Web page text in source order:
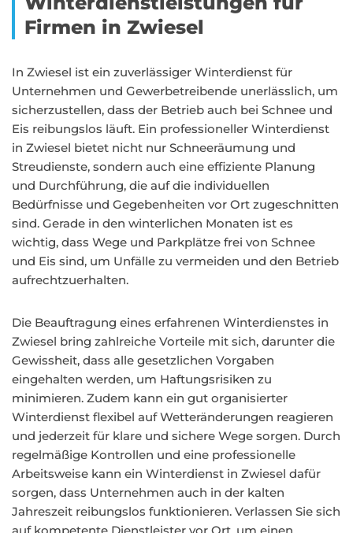
Firmen in Zwiesel
In Zwiesel ist ein zuverlässiger Winterdienst für
Unternehmen und Gewerbetreibende unerlässlich, um
sicherzustellen, dass der Betrieb auch bei Schnee und
Eis reibungslos läuft. Ein professioneller Winterdienst
in Zwiesel bietet nicht nur Schneeräumung und
Streudienste, sondern auch eine effiziente Planung
und Durchführung, die auf die individuellen
Bedürfnisse und Gegebenheiten vor Ort zugeschnitten
sind. Gerade in den winterlichen Monaten ist es
wichtig, dass Wege und Parkplätze frei von Schnee
und Eis sind, um Unfälle zu vermeiden und den Betrieb
aufrechtzuerhalten.
Die Beauftragung eines erfahrenen Winterdienstes in
Zwiesel bring zahlreiche Vorteile mit sich, darunter die
Gewissheit, dass alle gesetzlichen Vorgaben
eingehalten werden, um Haftungsrisiken zu
minimieren. Zudem kann ein gut organisierter
Winterdienst flexibel auf Wetteränderungen reagieren
und jederzeit für klare und sichere Wege sorgen. Durch
regelmäßige Kontrollen und eine professionelle
Arbeitsweise kann ein Winterdienst in Zwiesel dafür
sorgen, dass Unternehmen auch in der kalten
Jahreszeit reibungslos funktionieren. Verlassen Sie sich